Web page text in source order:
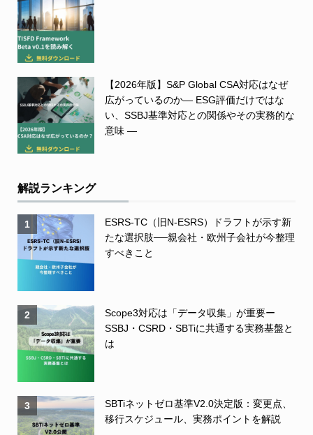
【2026年版】S&P Global CSA対応はなぜ
広がっているのか― ESG評価だけではな
い、SSBJ基準対応との関係やその実務的な
意味 ―
解説ランキング
1
ESRS-TC（旧N-ESRS）ドラフトが示す新
たな選択肢──親会社・欧州子会社が今整理
すべきこと
2
Scope3対応は「データ収集」が重要ー
SSBJ・CSRD・SBTiに共通する実務基盤と
は
3
SBTiネットゼロ基準V2.0決定版：変更点、
移行スケジュール、実務ポイントを解説